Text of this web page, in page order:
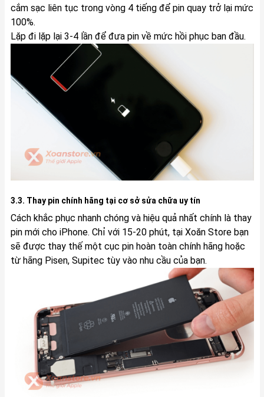
cắm sạc liên tục trong vòng 4 tiếng để pin quay trở lại mức
100%.
Lặp đi lặp lại 3-4 lần để đưa pin về mức hồi phục ban đầu.
3.3. Thay pin chính hãng tại cơ sở sửa chữa uy tín
Cách khắc phục nhanh chóng và hiệu quả nhất chính là thay
pin mới cho iPhone. Chỉ với 15-20 phút, tại Xoăn Store bạn
sẽ được thay thế một cục pin hoàn toàn chính hãng hoặc
từ hãng Pisen, Supitec tùy vào nhu cầu của bạn.